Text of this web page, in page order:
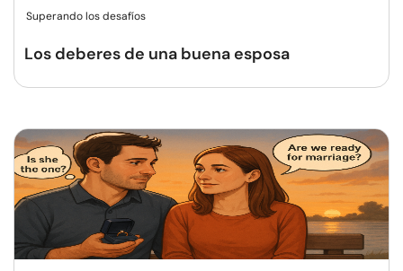
Superando los desafíos
Los deberes de una buena esposa